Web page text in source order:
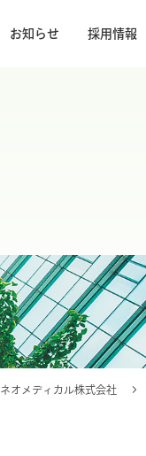
お知らせ 採用情報
ネオメディカル株式会社